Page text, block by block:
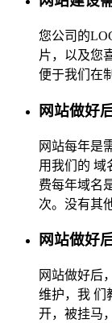
您公司的
片，以及您
便于我们在
网站做好
网站每年是
用我们的 域
费每年域名
次。没有其
网站做好
网站做好后
维护，我 们
开，被挂马